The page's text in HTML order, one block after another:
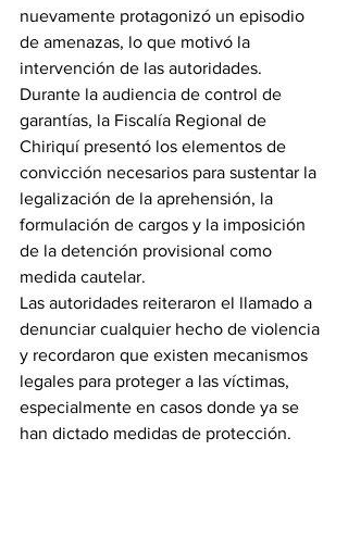
nuevamente protagonizó un episodio
de amenazas, lo que motivó la
intervención de las autoridades.
Durante la audiencia de control de
garantías, la Fiscalía Regional de
Chiriquí presentó los elementos de
convicción necesarios para sustentar la
legalización de la aprehensión, la
formulación de cargos y la imposición
de la detención provisional como
medida cautelar.
Las autoridades reiteraron el llamado a
denunciar cualquier hecho de violencia
y recordaron que existen mecanismos
legales para proteger a las víctimas,
especialmente en casos donde ya se
han dictado medidas de protección.